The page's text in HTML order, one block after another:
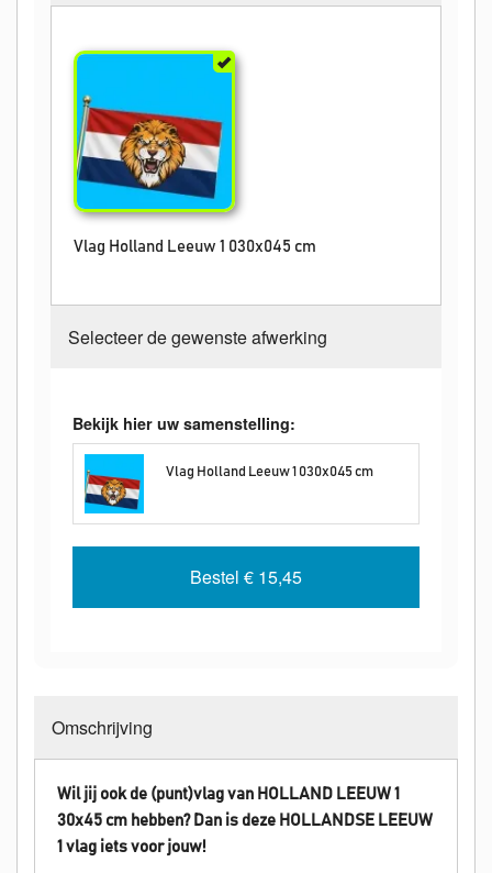
Vlag Holland Leeuw 1 030x045 cm
Selecteer de gewenste afwerking
Bekijk hier uw samenstelling:
Vlag Holland Leeuw 1 030x045 cm
Bestel € 15,45
Omschrijving
Wil jij ook de (punt)vlag van HOLLAND LEEUW 1
30x45 cm hebben? Dan is deze HOLLANDSE LEEUW
1 vlag iets voor jouw!